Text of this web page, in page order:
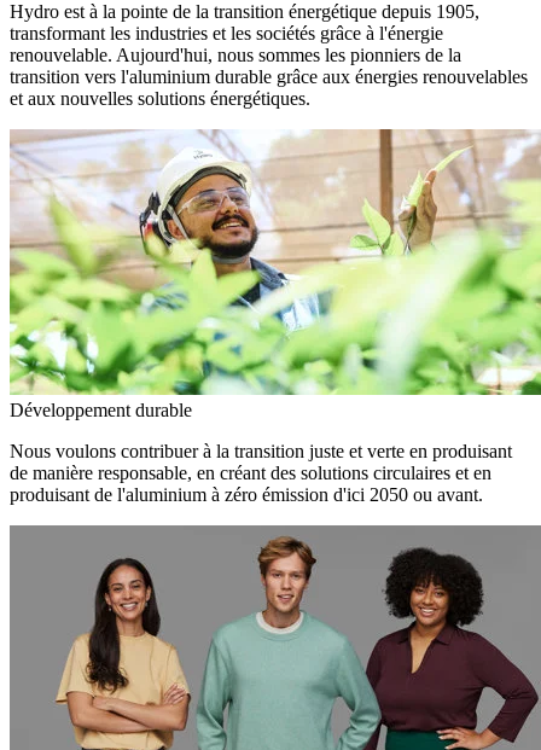
Hydro est à la pointe de la transition énergétique depuis 1905,
transformant les industries et les sociétés grâce à l'énergie
renouvelable. Aujourd'hui, nous sommes les pionniers de la
transition vers l'aluminium durable grâce aux énergies renouvelables
et aux nouvelles solutions énergétiques.
Développement durable
Nous voulons contribuer à la transition juste et verte en produisant
de manière responsable, en créant des solutions circulaires et en
produisant de l'aluminium à zéro émission d'ici 2050 ou avant.